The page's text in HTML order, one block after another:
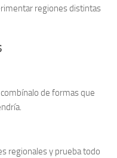
regiones distintas
de formas que
regionales y prueba todo